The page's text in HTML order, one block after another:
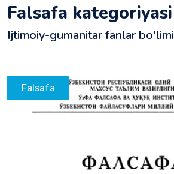
Falsafa kategoriyasi
Ijtimoiy-gumanitar fanlar bo'limi
Falsafa